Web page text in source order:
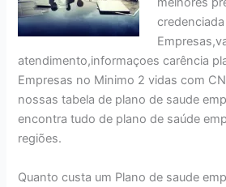
atendimento,informaçoes carência
Empresas no Minimo 2 vidas com
nossas tabela de plano de saude
encontra tudo de plano de saúde
regiões.
Quanto custa um Plano de saude